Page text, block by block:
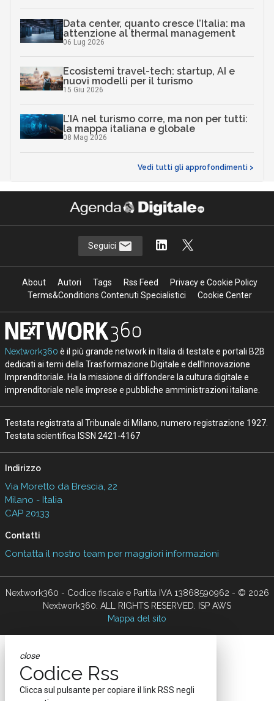
Data center, quanto cresce l’Italia: ma
attenzione al thermal management
06 Lug 2026
Ecosistemi travel-tech: startup, AI e
nuovi modelli per il turismo
15 Giu 2026
L’IA nel turismo corre, ma non per tutti:
la mappa italiana e globale
08 Mag 2026
Vedi tutti gli approfondimenti >
Seguici
About Autori Tags Rss Feed
Privacy e Cookie Policy
Terms&Conditions Contenuti Specialistici
Cookie Center
Nextwork360 è il più grande network in Italia di testate e portali B2B
dedicati ai temi della Trasformazione Digitale e dell’Innovazione
Imprenditoriale. Ha la missione di diffondere la cultura digitale e
imprenditoriale nelle imprese e pubbliche amministrazioni italiane.
Testata registrata al Tribunale di Milano, numero registrazione 1927.
Testata scientifica ISSN 2421-4167
Indirizzo
Via Moretto da Brescia, 22
Milano - Italia
CAP 20133
Contatti
Contatta il nostro team per maggiori informazioni
Nextwork360 - Codice fiscale e Partita IVA 13868590962 - © 2026
Nextwork360. ALL RIGHTS RESERVED. ISP AWS
Mappa del sito
close
Codice Rss
Clicca sul pulsante per copiare il link RSS negli